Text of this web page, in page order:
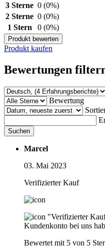
3 Sterne 0 (0%)
2 Sterne 0 (0%)
1 Stern
0 (0%)
Produkt bewerten
Produkt kaufen
Bewertungen
Bewertung
Suchen
Marcel
03. Mai 2023
Verifizierter Kauf
"Verifizierter
Kundenkonto bei uns
Bewertet mit 5 von 5